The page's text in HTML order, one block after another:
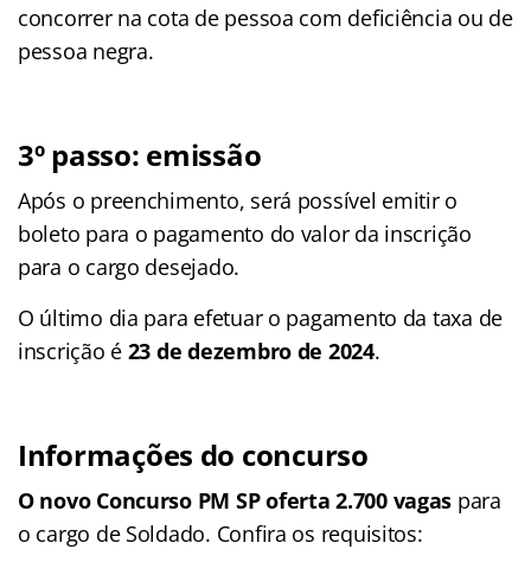
concorrer na cota de pessoa com deficiência ou de
pessoa negra.
3º passo: emissão
Após o preenchimento, será possível emitir o
boleto para o pagamento do valor da inscrição
para o cargo desejado.
O último dia para efetuar o pagamento da taxa de
inscrição é 23 de dezembro de 2024.
Informações do concurso
O novo Concurso PM SP oferta 2.700 vagas para
o cargo de Soldado. Confira os requisitos: